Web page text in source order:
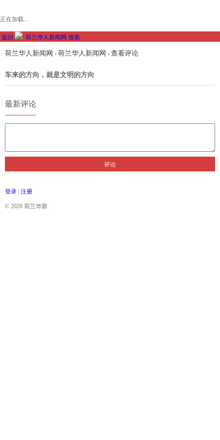
正在加载...
返回 荷兰华人新闻网 搜索
荷兰华人新闻网 › 荷兰华人新闻网 › 查看评论
车来的方向，就是文明的方向
最新评论
评论
登录 注册
© 2020 荷兰华新.